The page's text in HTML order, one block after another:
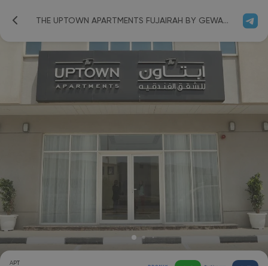
THE UPTOWN APARTMENTS FUJAIRAH BY GEWAN (EX. THE UPTOWN APARTMENT)
APT